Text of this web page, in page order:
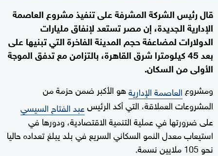
قال رئيس الشركة المشرفة على تنفيذ مشروع العاصمة
الإدارية الجديدة، إن مصر تستعد لإنفاق مليارات
الدولارات لمضاعفة حجم المدينة الفاخرة التي تبنيها على
بعد 45 كيلومترا شرق القاهرة، بالتزامن مع تدفق الموجة
الأولى من السكان.
ومشروع العاصمة الإداريةهو الأكبر ضمن حزمة من
المشروعات العملاقة، التي أكد الرئيسعبد الفتاح السيسي
على ضرورتها في عملية التنمية الاقتصادية، ودورها في
استيعاب معدل النمو السكاني السريع في بلد يبلغ تعداده حاليا
نحو 105 ملايين نسمة.